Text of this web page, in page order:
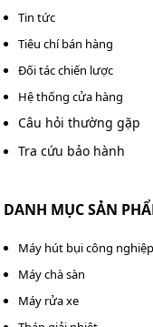
Tin tức
Tiêu chí bán hàng
Đối tác chiến lược
Hệ thống cửa hàng
Câu hỏi thường gặp
Tra cứu bảo hành
DANH MỤC SẢN
Máy hút bụi công nghiệp
Máy chà sàn
Máy rửa xe